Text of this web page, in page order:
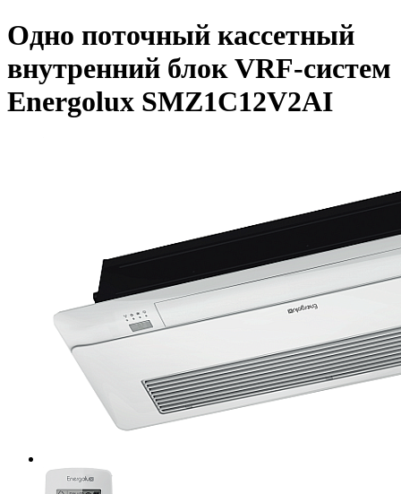
Одно поточный кассетный
внутренний блок VRF-систем
Energolux SMZ1C12V2AI